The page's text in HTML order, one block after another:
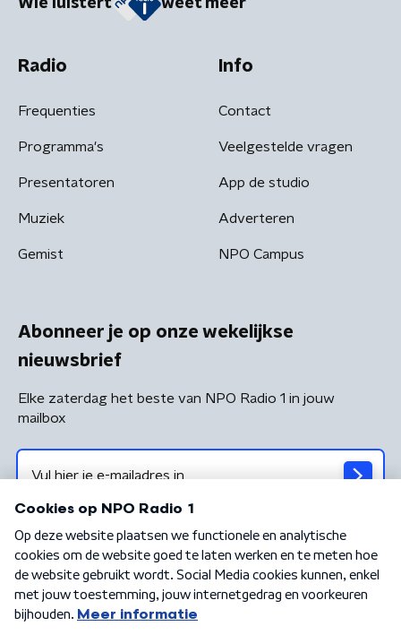
Wie luistert weet meer
Radio
Frequenties
Programma's
Presentatoren
Muziek
Gemist
Info
Contact
Veelgestelde vragen
App de studio
Adverteren
NPO Campus
Abonneer je op onze wekelijkse
nieuwsbrief
Elke zaterdag het beste van NPO Radio 1 in jouw
mailbox
Algemene voorwaarden